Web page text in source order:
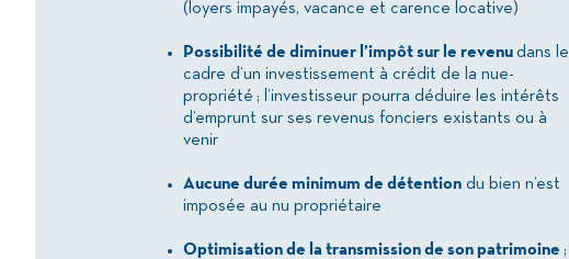
(loyers impayés, vacance et carence locative)
Possibilité de diminuer l’impôt sur le revenu dans le
cadre d’un investissement à crédit de la nue-
propriété ; l’investisseur pourra déduire les intérêts
d’emprunt sur ses revenus fonciers existants ou à
venir
Aucune durée minimum de détention du bien n’est
imposée au nu propriétaire
Optimisation de la transmission de son patrimoine ;